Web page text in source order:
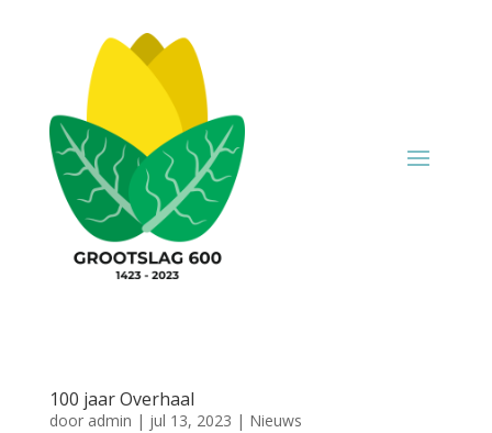
100 jaar Overhaal
door admin | jul 13, 2023 | Nieuws